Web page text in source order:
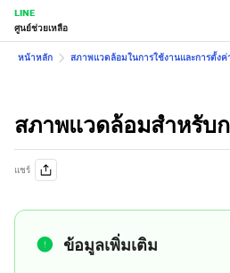
LINE
ศูนย์ช่วยเหลือ
หน้าหลัก สภาพแวดล้อมในการใช้งานและการตั้งค่
สภาพแวดล้อมสำหรับ
แชร์
ข้อมูลเพิ่มเติม